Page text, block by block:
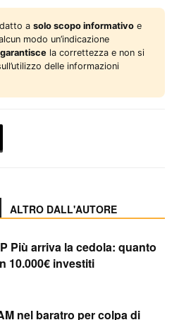
a solo scopo informativo e
modo un’indicazione
la correttezza e non si
delle informazioni
ALTRO DALL'AUTORE
Più arriva la cedola: quanto
10.000€ investiti
nel baratro per colpa di